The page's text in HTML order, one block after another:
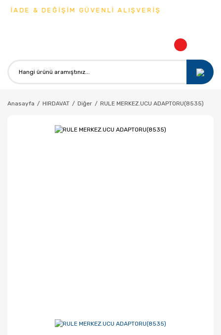
İADE & DEĞİŞİM GÜVENLİ ALIŞVERİŞ
Anasayfa HIRDAVAT Diğer RULE MERKEZ.UCU ADAPTORU(8535)